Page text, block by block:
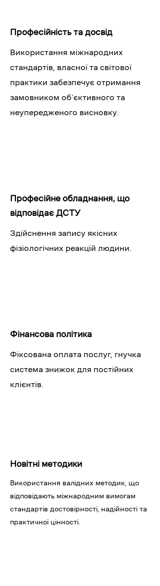
Професійність та досвід
Використання міжнародних
стандартів, власної та світової
практики забезпечує отримання
замовником об’єктивного та
неупередженого висновку.
Професійне обладнання, що
відповідає ДСТУ
Здійснення запису якісних
фізіологічних реакцій людини.
Фінансова політика
Фіксована оплата послуг, гнучка
система знижок для постійних
клієнтів.
Новітні методики
Використання валідних методик, що
відповідають міжнародним вимогам
стандартів достовірності, надійності та
практичної цінності.